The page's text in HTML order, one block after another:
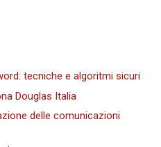
tecniche e algoritmi sicuri
Douglas Italia
delle comunicazioni